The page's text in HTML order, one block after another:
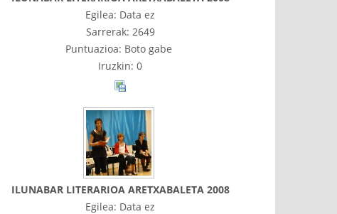
Egilea: Data ez
Sarrerak: 2649
Puntuazioa: Boto gabe
Iruzkin: 0
ILUNABAR LITERARIOA ARETXABALETA 2008
Egilea: Data ez